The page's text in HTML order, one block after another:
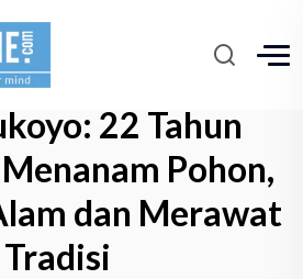
22 Tahun
Pohon,
dan Merawat
Tradisi